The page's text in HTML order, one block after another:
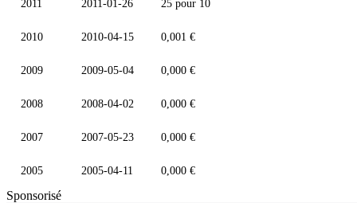
2011 2011-01-26 25 pour 10
2010 2010-04-15 0,001 €
2009 2009-05-04 0,000 €
2008 2008-04-02 0,000 €
2007 2007-05-23 0,000 €
2005 2005-04-11 0,000 €
Sponsorisé